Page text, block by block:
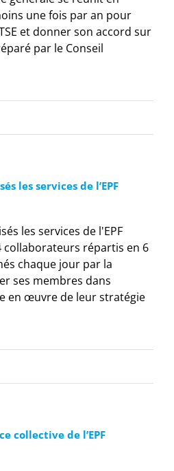
une fois par an pour
et donner son accord sur
par le Conseil
les services de l’EPF
les services de l'EPF
collaborateurs répartis en 6
chaque jour par la
ses membres dans
en œuvre de leur stratégie
collective de l’EPF